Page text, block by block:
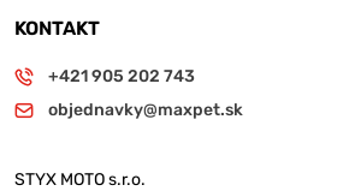
KONTAKT
+421 905 202 743
objednavky@maxpet.sk
STYX MOTO s.r.o.